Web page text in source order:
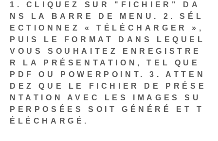
1. CLIQUEZ SUR "FICHIER" DA
NS LA BARRE DE MENU.
2. SÉL
ECTIONNEZ « TÉLÉCHARGER »,
PUIS LE FORMAT DANS LEQUEL
VOUS SOUHAITEZ ENREGISTRE
R LA PRÉSENTATION, TEL QUE
PDF OU POWERPOINT.
3. ATTEN
DEZ QUE LE FICHIER DE PRÉSE
NTATION AVEC LES IMAGES SU
PERPOSÉES SOIT GÉNÉRÉ ET T
ÉLÉCHARGÉ.